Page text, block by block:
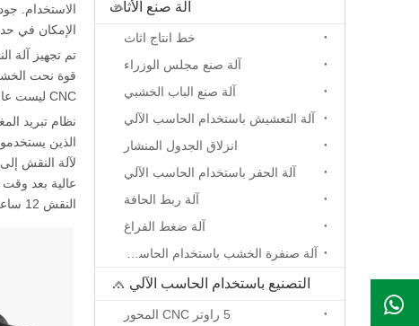
الاستخدام.
الإمكان في
قوة نحت
CNC ليست عالية جدًا. لذلك ، فإن معرفة طريقة عمل المغزل واستخدام المغزل بشكل صحيح للمعالجة هي أيضًا إحدى الطرق لتجنب تلف المغزل.
نظام تبريد
الذين
عالية بعد
النقش 12 ساعة.
آلة صنع الأثاث
خط انتاج اثاث
آلة صنع مجلس الوزراء
آلة صنع الباب الخشبي
آلة التعشيش باستخدام الحاسب الآلي
انزلاق الجدول المنشار
آلة الحفر باستخدام الحاسب الآلي
آلة ربط الحافة
آلة ضغط الفراغ
التصنيع باستخدام الحاسب الآلي جهاز التوجيه
5 راوتر CNC المحور